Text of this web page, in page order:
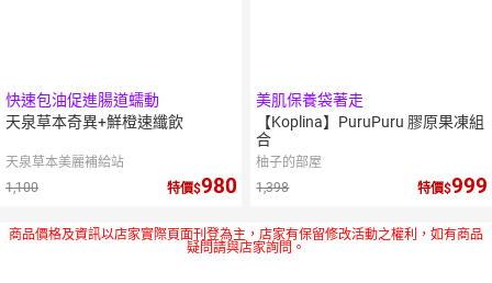
快速包油促進腸道蠕動
天泉草本奇異+鮮橙速纖飲
天泉草本美麗補給站
1,100
特價 980
美肌保養袋著走
【Koplina】PuruPuru 膠原果凍組
合
柚子的部屋
1,398
特價 999
商品價格及資訊以店家實際頁面刊登為主，店家有保留修改活動之權利，如有商品
疑問請與店家詢問。